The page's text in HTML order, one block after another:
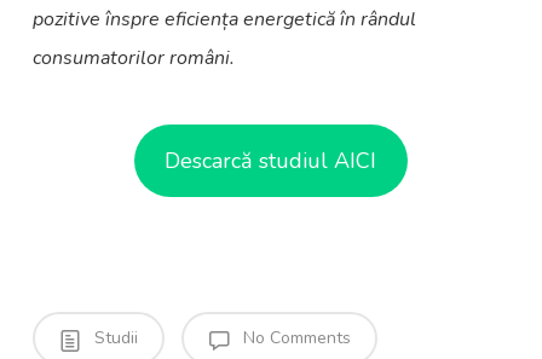
pozitive înspre eficiența energetică în rândul
consumatorilor români.
Descarcă studiul AICI
Studii No Comments